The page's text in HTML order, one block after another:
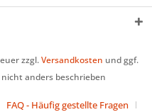
zzgl.Versandkosten und ggf.
anders beschrieben
FAQ - Häufig gestellte Fragen